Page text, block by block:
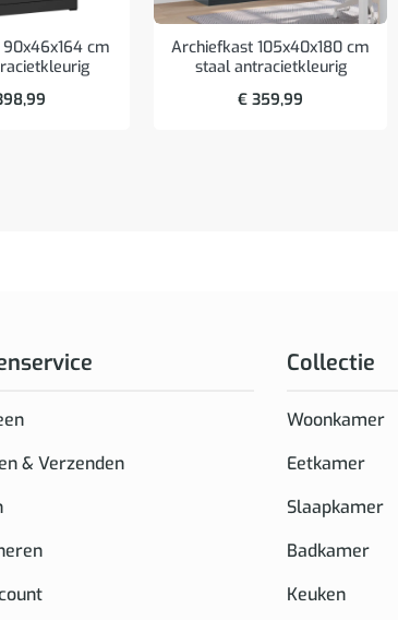
cm
Archiefkast 105x40x180 cm
staal antracietkleurig
€ 359,99
& Verzenden
Collectie
Woonkamer
Eetkamer
Slaapkamer
Badkamer
Keuken